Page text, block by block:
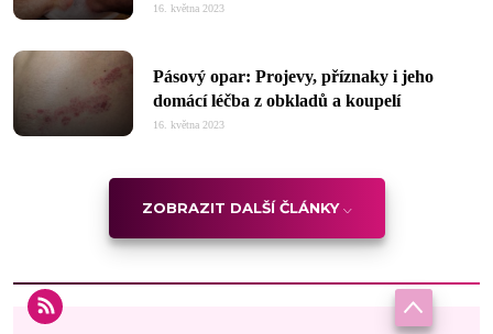
16. května 2023
Pásový opar: Projevy, příznaky i jeho
domácí léčba z obkladů a koupelí
16. května 2023
ZOBRAZIT DALŠÍ ČLÁNKY